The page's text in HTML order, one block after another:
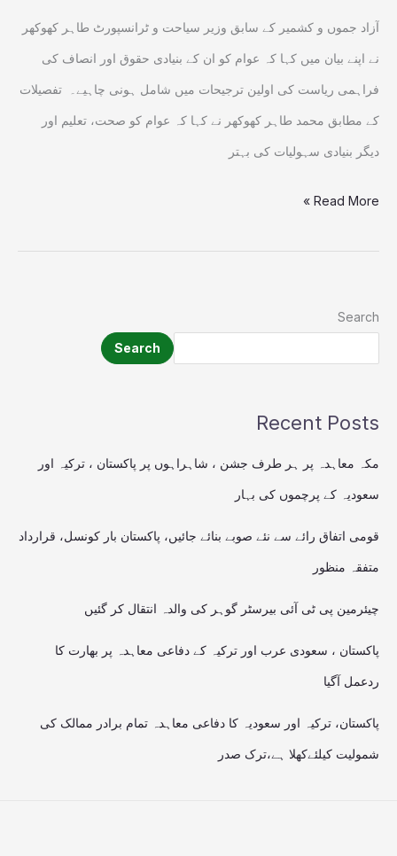
آزاد جموں و کشمیر کے سابق وزیر سیاحت و ٹرانسپورٹ طاہر کھوکھر
نے اپنے بیان میں کہا کہ عوام کو ان کے بنیادی حقوق اور انصاف کی
فراہمی ریاست کی اولین ترجیحات میں شامل ہونی چاہیے۔ تفصیلات
کے مطابق محمد طاہر کھوکھر نے کہا کہ عوام کو صحت، تعلیم اور
دیگر بنیادی سہولیات کی بہتر
ہونی
چاہیے:طاہر
کھوکھر
Read More »
Search
Search
Recent Posts
مکہ معاہدہ پر ہر طرف جشن ، شاہراہوں پر پاکستان ، ترکیہ اور
سعودیہ کے پرچموں کی بہار
قومی اتفاق رائے سے نئے صوبے بنائے جائیں، پاکستان بار کونسل، قرارداد
متفقہ منظور
چیئرمین پی ٹی آئی بیرسٹر گوہر کی والدہ انتقال کر گئیں
پاکستان ، سعودی عرب اور ترکیہ کے دفاعی معاہدہ پر بھارت کا
ردعمل آگیا
پاکستان، ترکیہ اور سعودیہ کا دفاعی معاہدہ تمام برادر ممالک کی
شمولیت کیلئےکھلا ہے،ترک صدر